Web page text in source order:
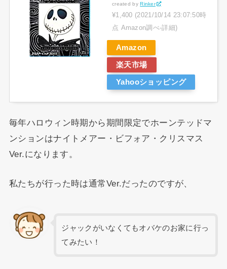
created byRinker
¥1,400 (2021/10/14 23:07:50時
点 Amazon調べ-詳細)
Amazon
楽天市場
Yahooショッピング
毎年ハロウィン時期から期間限定でホーンテッドマ
ンションはナイトメアー・ビフォア・クリスマス
Ver.になります。
私たちが行った時は通常Ver.だったのですが、
ジャックがいなくてもオバケのお家に行っ
てみたい！